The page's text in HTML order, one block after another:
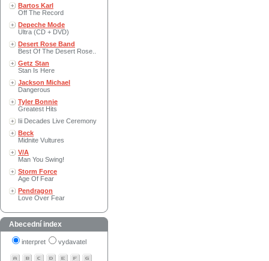
Bartos Karl
Off The Record
Depeche Mode
Ultra (CD + DVD)
Desert Rose Band
Best Of The Desert Rose..
Getz Stan
Stan Is Here
Jackson Michael
Dangerous
Tyler Bonnie
Greatest Hits
Iii Decades Live Ceremony
Beck
Midnite Vultures
V/A
Man You Swing!
Storm Force
Age Of Fear
Pendragon
Love Over Fear
Abecední index
interpret vydavatel